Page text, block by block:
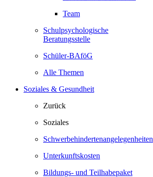
Team
Schulpsychologische
Beratungsstelle
Schüler-BAföG
Alle Themen
Soziales & Gesundheit
Zurück
Soziales
Schwerbehindertenangelegenheiten
Unterkunftskosten
Bildungs- und Teilhabepaket